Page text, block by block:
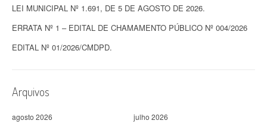
LEI MUNICIPAL Nº 1.691, DE 5 DE AGOSTO DE 2026.
ERRATA Nº 1 – EDITAL DE CHAMAMENTO PÚBLICO Nº 004/2026
EDITAL Nº 01/2026/CMDPD.
Arquivos
agosto 2026
julho 2026